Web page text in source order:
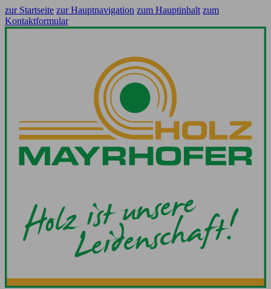
zur Startseite zur Hauptnavigation zum Hauptinhalt zum
Kontaktformular